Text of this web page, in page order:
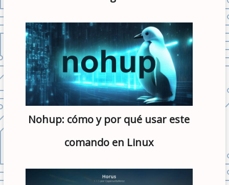
Nohup: cómo y por qué usar este
comando en Linux